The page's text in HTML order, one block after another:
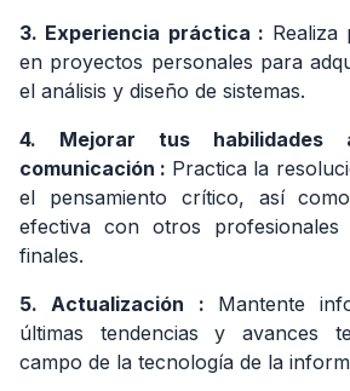
2. Qué
empresas
contratan
Puesto
de Perfil
y Salario
de
Analista
de
Sistemas :
funciones
tiene el
empleo
3. Experiencia práctica : Realiza
en proyectos personales para
el análisis y diseño de sistemas.
4. Mejorar tus habilidades
comunicación : Practica la
el pensamiento crítico, así
efectiva con otros
finales.
5. Actualización : Mantente
últimas tendencias y avances
campo de la tecnología de la